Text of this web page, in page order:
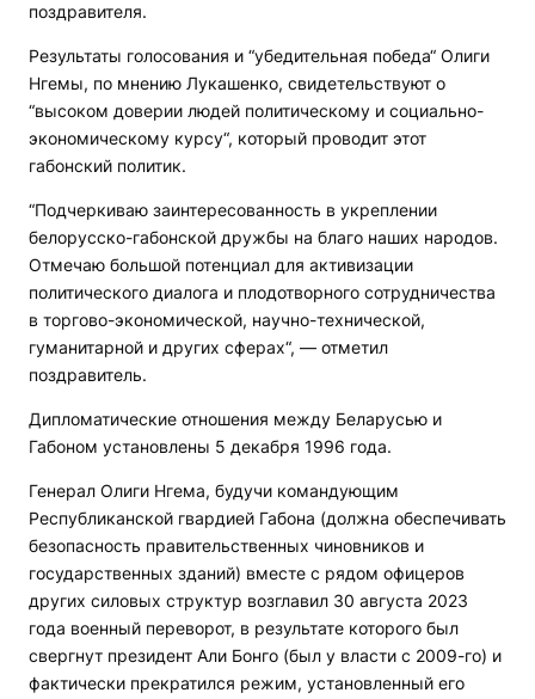
поздравителя.
Результаты голосования и “убедительная победа“ Олиги
Нгемы, по мнению Лукашенко, свидетельствуют о
“высоком доверии людей политическому и социально-
экономическому курсу“, который проводит этот
габонский политик.
“Подчеркиваю заинтересованность в укреплении
белорусско-габонской дружбы на благо наших народов.
Отмечаю большой потенциал для активизации
политического диалога и плодотворного сотрудничества
в торгово-экономической, научно-технической,
гуманитарной и других сферах“, — отметил
поздравитель.
Дипломатические отношения между Беларусью и
Габоном установлены 5 декабря 1996 года.
Генерал Олиги Нгема, будучи командующим
Республиканской гвардией Габона (должна обеспечивать
безопасность правительственных чиновников и
государственных зданий) вместе с рядом офицеров
других силовых структур возглавил 30 августа 2023
года военный переворот, в результате которого был
свергнут президент Али Бонго (был у власти с 2009-го) и
фактически прекратился режим, установленный его